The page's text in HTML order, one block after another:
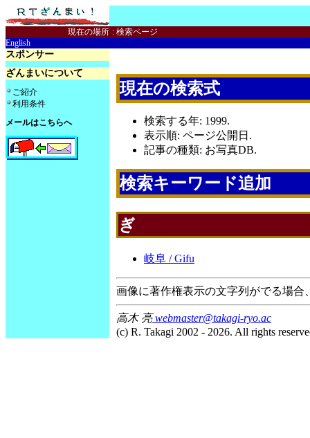
現在の場所 : 検索ページ
English
スポンサー
ざんまいについて
ご紹介
利用条件
メールはこちらへ
現在の検索式
検索する年: 1999.
表示順: ページ公開日.
記事の種類: お写真DB.
検索キーワード追加
ぎ
岐阜 / Gifu
画像に著作権表示の文字列がでる場合
高木 亮webmaster@takagi-ryo.ac
(c) R. Takagi 2002 - 2026. All rights